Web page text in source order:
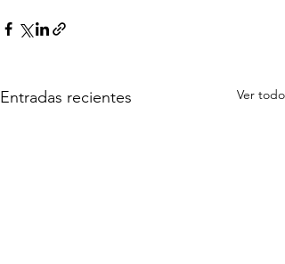
Entradas recientes Ver todo